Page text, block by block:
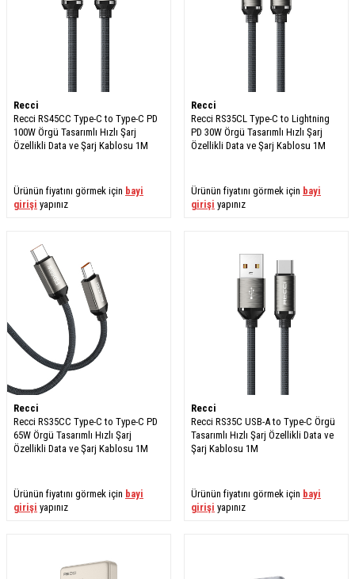
Recci
Recci RS45CC Type-C to Type-C PD
100W Örgü Tasarımlı Hızlı Şarj
Özellikli Data ve Şarj Kablosu 1M
Ürünün fiyatını görmek için bayi
girişi yapınız
Recci
Recci RS35CL Type-C to Lightning
PD 30W Örgü Tasarımlı Hızlı Şarj
Özellikli Data ve Şarj Kablosu 1M
Ürünün fiyatını görmek için bayi
girişi yapınız
Recci
Recci RS35CC Type-C to Type-C PD
65W Örgü Tasarımlı Hızlı Şarj
Özellikli Data ve Şarj Kablosu 1M
Ürünün fiyatını görmek için bayi
girişi yapınız
Recci
Recci RS35C USB-A to Type-C Örgü
Tasarımlı Hızlı Şarj Özellikli Data ve
Şarj Kablosu 1M
Ürünün fiyatını görmek için bayi
girişi yapınız